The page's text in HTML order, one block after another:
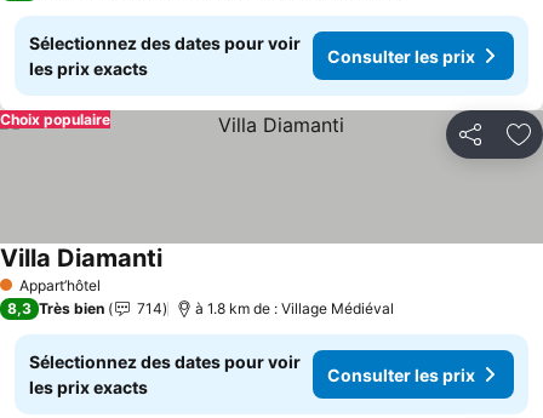
Sélectionnez des dates pour voir
les prix exacts
Consulter les prix
Partager
Choix populaire
1 Étoiles
Appart’hôtel
Villa DiamantiConsulter les prix
8,3 Très bien 714 à 1.8 km de : Village Médiéval
Sélectionnez des dates pour voir
les prix exacts
Consulter les prix